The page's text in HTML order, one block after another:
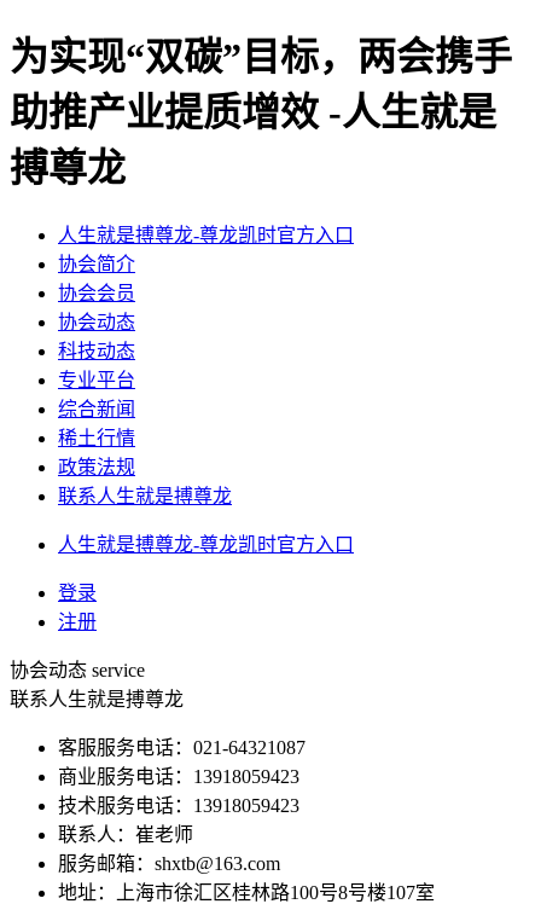
为实现“双碳”目标，两会携手
助推产业提质增效 -人生就是
搏尊龙
人生就是搏尊龙-尊龙凯时官方入口
协会简介
协会会员
协会动态
科技动态
专业平台
综合新闻
稀土行情
政策法规
联系人生就是搏尊龙
人生就是搏尊龙-尊龙凯时官方入口
登录
注册
协会动态 service
联系人生就是搏尊龙
客服服务电话：021-64321087
商业服务电话：13918059423
技术服务电话：13918059423
联系人：崔老师
服务邮箱： shxtb@163.com
地址：上海市徐汇区桂林路100号8号楼107室